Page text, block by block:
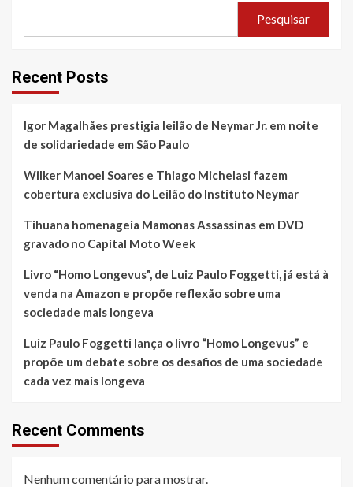
Pesquisar
Recent Posts
Igor Magalhães prestigia leilão de Neymar Jr. em noite
de solidariedade em São Paulo
Wilker Manoel Soares e Thiago Michelasi fazem
cobertura exclusiva do Leilão do Instituto Neymar
Tihuana homenageia Mamonas Assassinas em DVD
gravado no Capital Moto Week
Livro “Homo Longevus”, de Luiz Paulo Foggetti, já está à
venda na Amazon e propõe reflexão sobre uma
sociedade mais longeva
Luiz Paulo Foggetti lança o livro “Homo Longevus” e
propõe um debate sobre os desafios de uma sociedade
cada vez mais longeva
Recent Comments
Nenhum comentário para mostrar.